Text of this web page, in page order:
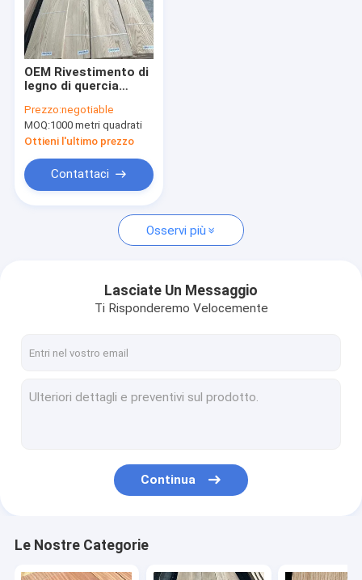
OEM Rivestimento di
legno di quercia
Grade Spessore 0,5
mm prodotti di
qualità
Prezzo:negotiable
MOQ:1000 metri quadrati
Ottieni l'ultimo prezzo
Contattaci
Osservi più
Lasciate Un Messaggio
Ti Risponderemo Velocemente
Continua
Le Nostre Categorie